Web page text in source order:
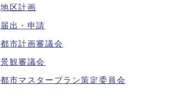
地区計画
届出・申請
都市計画審議会
景観審議会
都市マスタープラン策定委員会